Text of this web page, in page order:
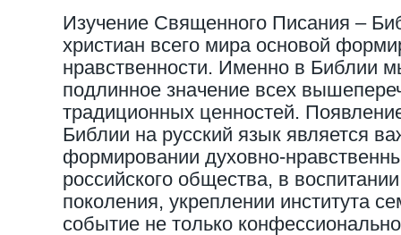
Изучение Священного Писания –
христиан всего мира основой
нравственности. Именно в Библии
подлинное значение всех
традиционных ценностей.
Библии на русский язык является
формировании духовно-
российского общества, в
поколения, укреплении института
событие не только